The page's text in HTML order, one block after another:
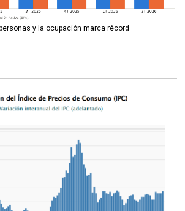
y la ocupación marca récord